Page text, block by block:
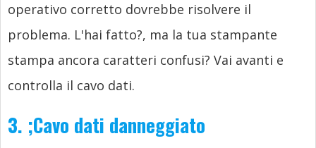
operativo corretto dovrebbe risolvere il
problema. L'hai fatto?, ma la tua stampante
stampa ancora caratteri confusi? Vai avanti e
controlla il cavo dati.
3. ;Cavo dati danneggiato